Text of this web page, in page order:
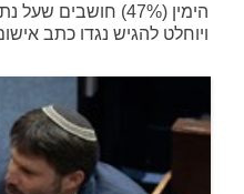
הימין (47%)
ויוחלט להגיש נגדו כתב